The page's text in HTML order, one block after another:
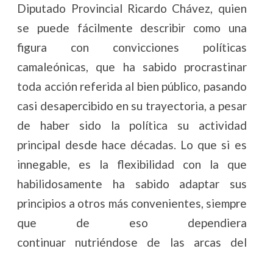
Diputado Provincial Ricardo Chávez, quien
se puede fácilmente describir como una
figura con convicciones políticas
camaleónicas, que ha sabido procrastinar
toda acción referida al bien público, pasando
casi desapercibido en su trayectoria, a pesar
de haber sido la política su actividad
principal desde hace décadas. Lo que si es
innegable, es la flexibilidad con la que
habilidosamente ha sabido adaptar sus
principios a otros más convenientes, siempre
que de eso dependiera
continuar nutriéndose de las arcas del